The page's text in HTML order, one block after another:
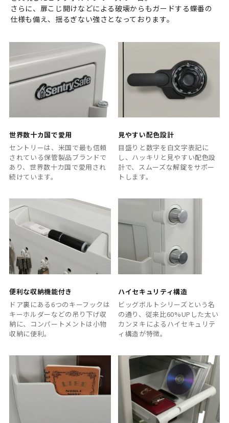
さらに、扉こじ開けなどによる破壊からもガードする蝶番の
仕様も備え、揺るぎない強さとなっております。
世界数十カ国で愛用
セントリーは、米国で最も信頼
されている保管製品ブランドで
あり、世界数十カ国で愛用され
続けています。
見やすい配色設計
目盛りと数字を白文字表記に
し、ハッキリと見やすい配色設
計で、スムーズな解錠をサポー
トします。
便利な収納機能付き
ドア裏にある6つのキーフックは
キーホルダーなどの吊り下げ収
納に、コンパートメントは小物
収納に便利。
ハイセキュリティ構造
ビッグボルトシリーズという名
の通り、従来比60%UPした太い
カンヌキによるハイセキュリテ
ィ構造が特徴。